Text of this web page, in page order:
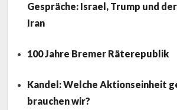
Gespräche: Israel, Trump und
Iran
100 Jahre Bremer Räterepublik
Kandel: Welche Aktionseinheit
brauchen wir?